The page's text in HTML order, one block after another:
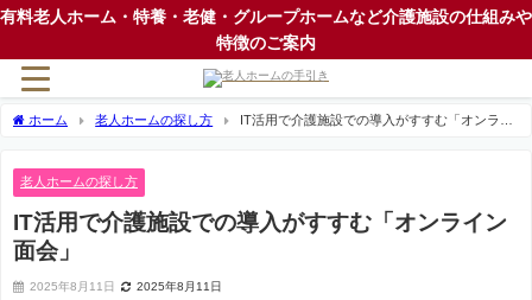
有料老人ホーム・特養・老健・グループホームなど介護施設の仕組みや
特徴のご案内
ホーム 老人ホームの探し方
IT活用で介護施設での導入がすすむ「オンライ
老人ホームの探し方
IT活用で介護施設での導入がすすむ「オンライン
面会」
2025年8月11日 2025年8月11日